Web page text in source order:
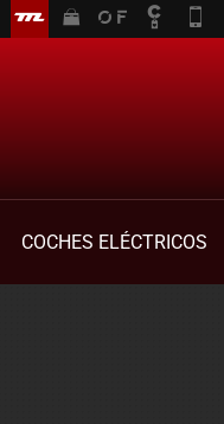
COCHES ELÉCTRICOS